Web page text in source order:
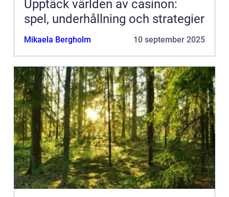
Upptäck världen av casinon:
spel, underhållning och strategier
Mikaela Bergholm 10 september 2025